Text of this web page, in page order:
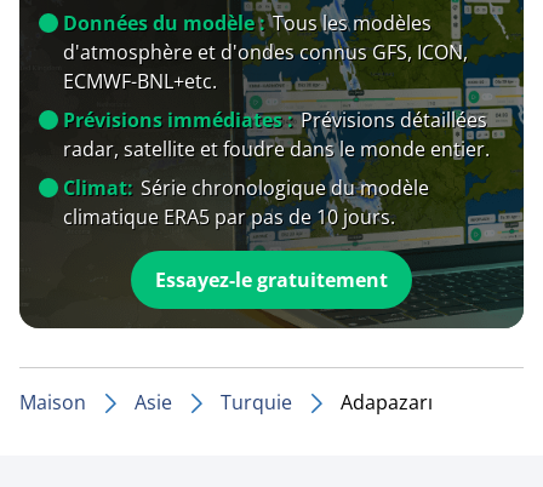
Données du modèle : Tous les modèles
d'atmosphère et d'ondes connus GFS, ICON,
ECMWF-BNL+etc.
Prévisions immédiates : Prévisions détaillées
radar, satellite et foudre dans le monde entier.
Climat: Série chronologique du modèle
climatique ERA5 par pas de 10 jours.
Essayez-le gratuitement
Maison Asie Turquie Adapazarı